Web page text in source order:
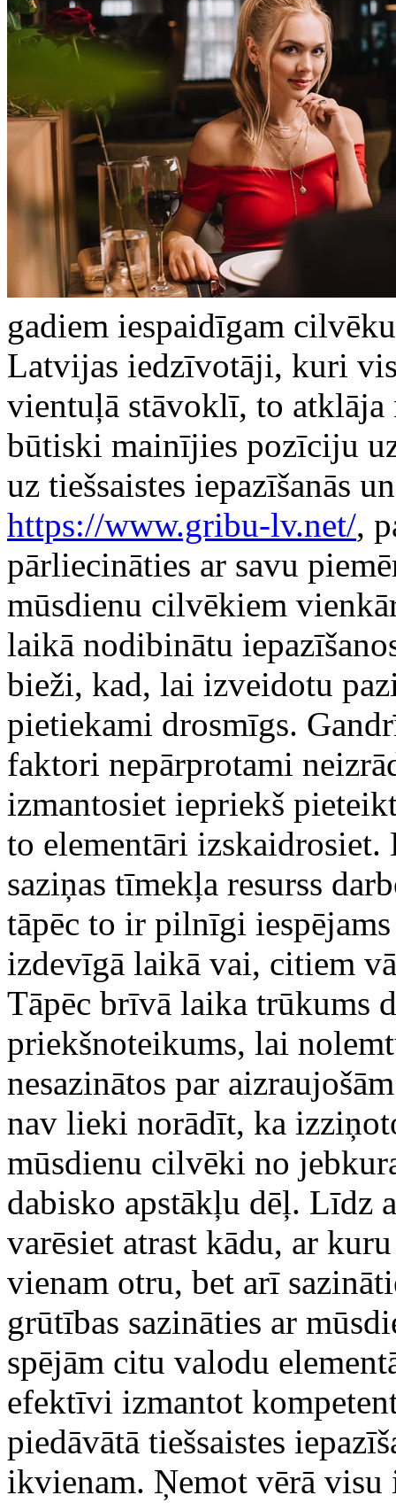
gadiem iespaidīgam
Latvijas iedzīvotāji, kuri
vientuļā stāvoklī, to atklāja
būtiski mainījies pozīciju
uz tiešsaistes iepazīšanās
https://www.gribu-lv.net/,
pārliecināties ar savu
mūsdienu cilvēkiem
laikā nodibinātu
bieži, kad, lai izveidotu
pietiekami drosmīgs.
faktori nepārprotami
izmantosiet iepriekš
to elementāri izskaidrosiet.
saziņas tīmekļa resurss
tāpēc to ir pilnīgi
izdevīgā laikā vai, citiem
Tāpēc brīvā laika trūkums
priekšnoteikums, lai
nesazinātos par
nav lieki norādīt, ka
mūsdienu cilvēki no
dabisko apstākļu dēļ. Līdz
varēsiet atrast kādu, ar
vienam otru, bet arī
grūtības sazināties ar
spējām citu valodu
efektīvi izmantot
piedāvātā tiešsaistes
ikvienam. Ņemot vērā visu